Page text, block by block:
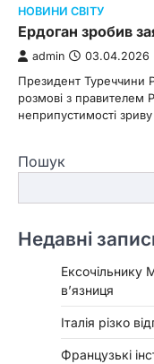
НОВИНИ СВІТУ
Ердоган зробив
admin 03.04.2026
Президент Туреччини
розмові з
неприпустимості
Пошук
Недавні
Ексочільнику
в’язниця
Італія різко
Французькі